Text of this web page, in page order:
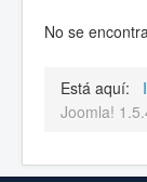
No se
Está aquí:
Joomla!